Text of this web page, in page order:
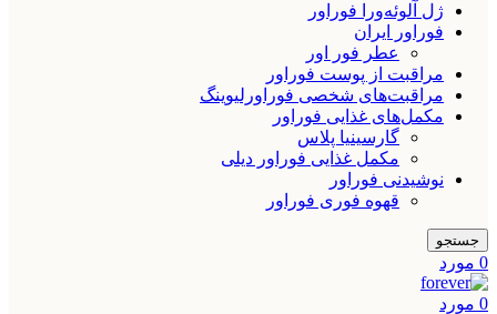
ژل آلوئه‌ورا فوراور
فوراور ایران
عطر فور اور
مراقبت از پوست فوراور
مراقبت‌های شخصی فوراورلیوینگ
مکمل‌های غذایی فوراور
گارسینیا پلاس
مکمل غذایی فوراور دیلی
نوشیدنی فوراور
قهوه فوری فوراور
جستجو
0 مورد
0 مورد